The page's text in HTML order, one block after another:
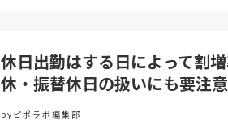
休日出勤はする日によって割
休・振替休日の扱いにも要注意
byピポラボ編集部